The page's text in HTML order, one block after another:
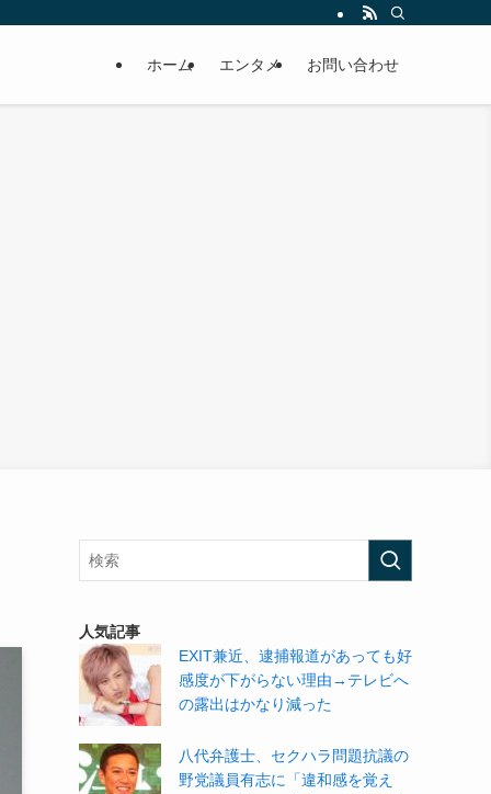
ホーム エンタメ お問い合わせ
人気記事
EXIT兼近、逮捕報道があっても好
感度が下がらない理由→テレビへ
の露出はかなり減った
八代弁護士、セクハラ問題抗議の
野党議員有志に「違和感を覚え